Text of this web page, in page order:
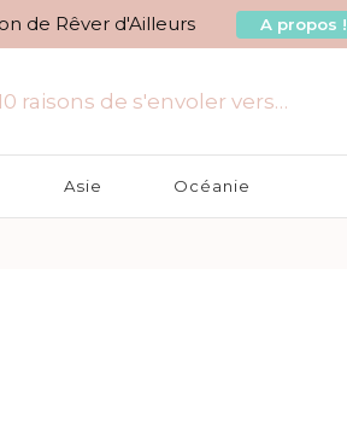
de Rêver d'Ailleurs A propos !
vers…
Asie Océanie